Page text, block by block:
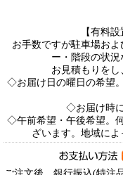
【有料
お手数ですが駐車場お
ー・階段の状況
お見積もりをし
◇お届け日の曜日の希望
◇お届け時
◇午前希望・午後希望。
ざいます。地域によ